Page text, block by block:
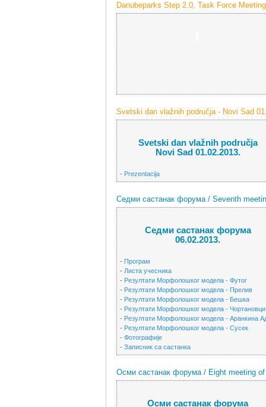
Danubeparks Step 2.0, Task Force
Svetski dan vlažnih područja - Novi Sad
Svetski dan vlažnih područja
Novi Sad 01.02.2013.
- Prezentacija
Седми састанак форума / Seventh
Седми састанак форума
06.02.2013.
- Програм
- Листа учесника
- Резултати Морфолошког модела - Футог
- Резултати Морфолошког модела - Прелив
- Резултати Морфолошког модела - Бешка
- Резултати Морфолошког модела - Чортановци
- Резултати Морфолошког модела - Аранкина
- Резултати Морфолошког модела - Сусек
-Фотографије
-Записник са састанка
Осми састанак форума / Eight meeting
Осми састанак форума